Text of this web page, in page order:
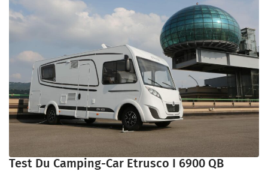
Test Du Camping-Car Etrusco I 6900 QB